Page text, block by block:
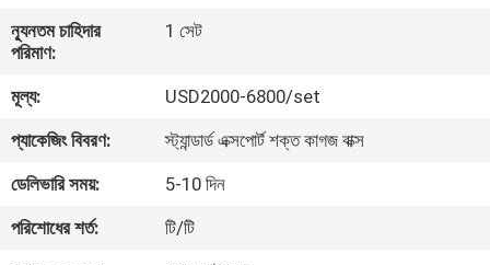
কারখানা
মান
নিয়ন্ত্রণ
ন্যূনতম চাহিদার
পরিমাণ:
1 সেট
মূল্য:
USD2000-6800/set
প্যাকেজিং বিবরণ:
স্ট্যান্ডার্ড এক্সপোর্ট শক্ত কাগজ বাক্স
ডেলিভারি সময়:
5-10 দিন
পরিশোধের শর্ত:
টি/টি